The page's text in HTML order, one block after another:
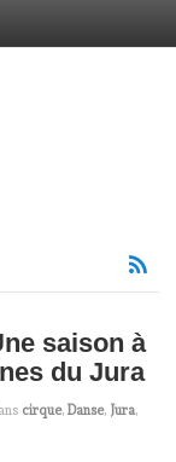
saison à
du Jura
cirque, Danse, Jura,